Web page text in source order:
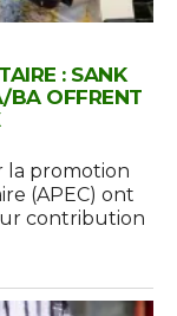
: SANK
BA OFFRENT
la promotion
(APEC) ont
contribution